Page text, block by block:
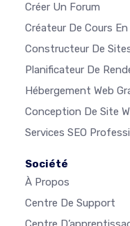
Créer Un Forum
Créateur De Cours
Constructeur De
Planificateur De
Hébergement Web
Conception De Site
Services SEO
Société
À Propos
Centre De Support